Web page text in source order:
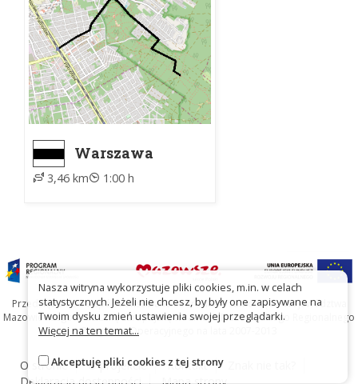
Warszawa
Falenica, PKP -
Borowa Góra
3,46 km 1:00 h
Przedsięwzięcie współfinansowane ze środków Samorządu Województwa
Mazowieckiego oraz Unię Europejską w ramach Mazowieckiego Regionalnego
Programu Operacyjnego na lata 2007-2013
O stronie O projekcie Kontakt
Deklaracja dostępności
Mapa strony
Nasza witryna wykorzystuje pliki cookies, m.in. w celach
statystycznych. Jeżeli nie chcesz, by były one zapisywane na
Twoim dysku zmień ustawienia swojej przeglądarki.
Więcej na ten temat...
Akceptuję pliki cookies z tej strony